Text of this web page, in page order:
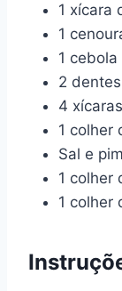
1 xícara
1
1
2
4
1 colher
Sal e
1 colher
1 colher